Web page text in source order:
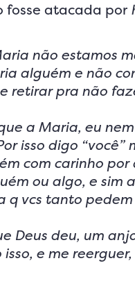
fosse atacada por
não estamos
alguém e não
retirar pra não
a Maria, eu
isso digo “você”
com carinho
ou algo, e sim
vcs tanto
Deus deu, um
e me